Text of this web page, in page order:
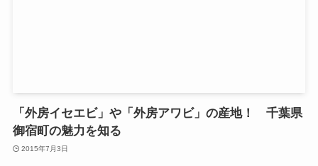
「外房イセエビ」や「外房アワビ」の産地！ 千葉県
御宿町の魅力を知る
2015年7月3日